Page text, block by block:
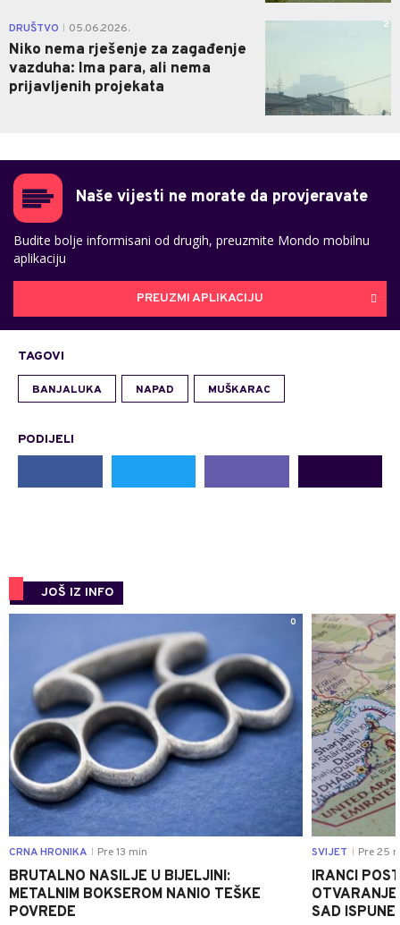
DRUŠTVO 05.06.2026.
Niko nema rješenje za zagađenje
vazduha: Ima para, ali nema
prijavljenih projekata
2
Naše vijesti ne morate da provjeravate
Budite bolje informisani od drugih, preuzmite Mondo mobilnu
aplikaciju
PREUZMI APLIKACIJU
TAGOVI
BANJALUKA NAPAD MUŠKARAC
PODIJELI
JOŠ IZ INFO
0
CRNA HRONIKA Pre 13 min
BRUTALNO NASILJE U BIJELJINI:
METALNIM BOKSEROM NANIO TEŠKE
POVREDE
SVIJET Pre 25
IRANCI
SAD